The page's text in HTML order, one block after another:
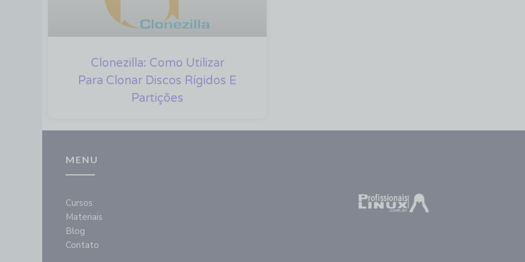
Clonezilla: Como Utilizar
Para Clonar Discos Rígidos E
Partições
MENU
Cursos
Materiais
Blog
Contato